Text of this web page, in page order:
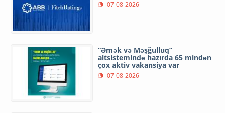
07-08-2026
“Əmək və Məşğulluq”
altsistemində hazırda 65 mindən
çox aktiv vakansiya var
07-08-2026